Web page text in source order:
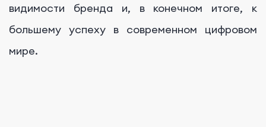
видимости бренда и, в конечном итоге, к
большему успеху в современном цифровом
мире.